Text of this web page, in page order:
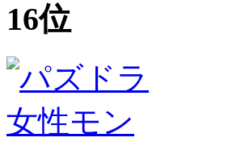
16位